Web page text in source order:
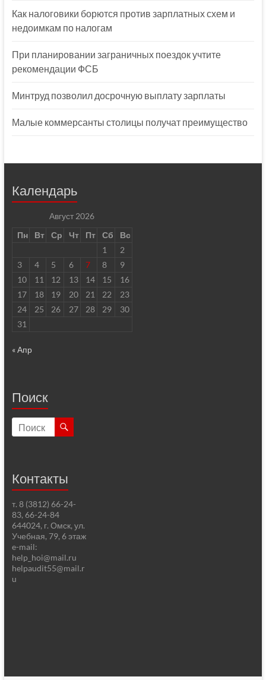
Как налоговики борются против зарплатных схем и
недоимкам по налогам
При планировании заграничных поездок учтите
рекомендации ФСБ
Минтруд позволил досрочную выплату зарплаты
Малые коммерсанты столицы получат преимущество
Календарь
Август 2026
Пн
Вт Ср Чт Пт Сб
Вс
1
2
3
4 5 6 7 8
9
10
11 12 13 14 15
16
17
18 19 20 21 22
23
24
25 26 27 28 29
30
31
« Апр
Поиск
Контакты
т. 8 (3812) 66-24-
83, 66-24-84
644024, г. Омск, ул.
Учебная, 79, 6 этаж
e-mail:
help_hoi@mail.ru
helpaudit55@mail.r
u